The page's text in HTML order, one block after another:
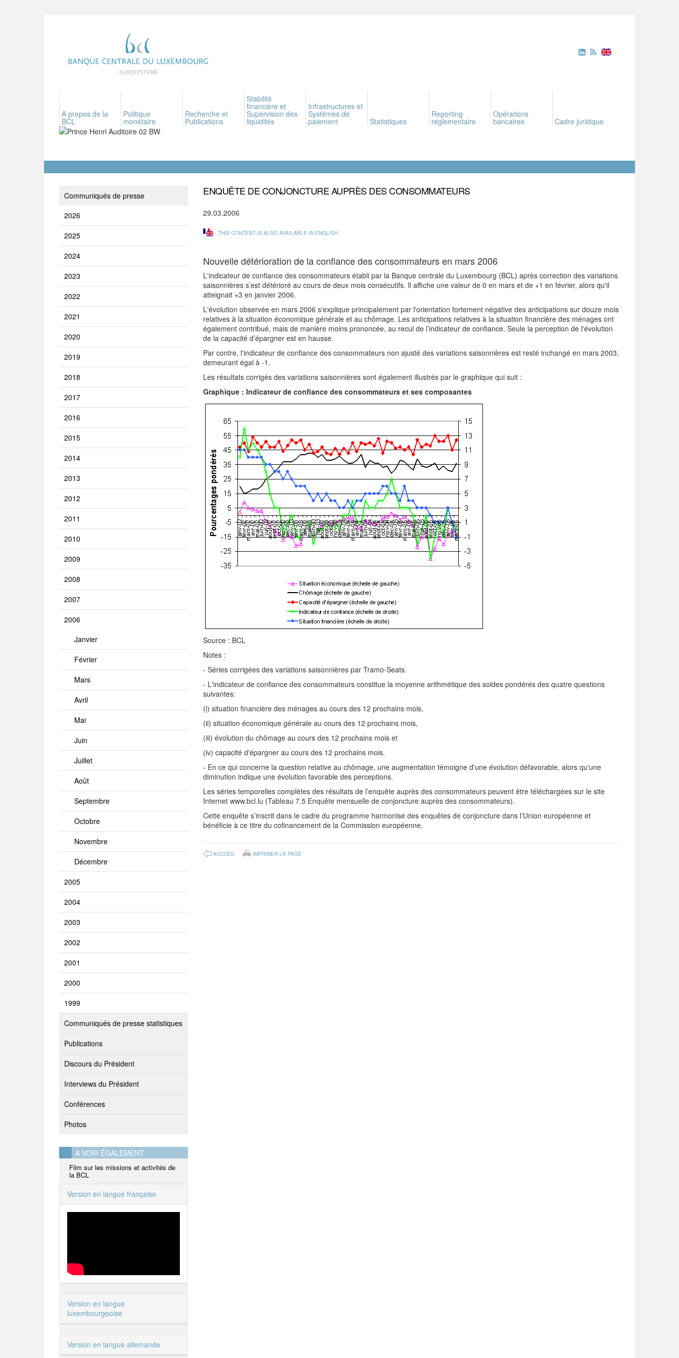
A propos de la
BCL
Politique
monétaire
Recherche et
Publications
Stabilité
financière et
Supervision des
liquidités
Infrastructures et
Systèmes de
paiement Statistiques
Reporting
réglementaire
Opérations
bancaires Cadre juridique
Communiqués de presse
2026
2025
2024
2023
2022
2021
2020
2019
2018
2017
2016
2015
2014
2013
2012
2011
2010
2009
2008
2007
2006
Janvier
Février
Mars
Avril
Mai
Juin
Juillet
Août
Septembre
Octobre
Novembre
Décembre
2005
2004
2003
2002
2001
2000
1999
Communiqués de presse statistiques
Publications
Discours du Président
Interviews du Président
Conférences
Photos
A VOIR ÉGALEMENT
Film sur les missions et activités de
la BCL
Version en langue française
Version en langue
luxembourgeoise
Version en langue allemande
ENQUÊTE DE CONJONCTURE AUPRÈS DES CONSOMMATEURS
29.03.2006
THIS CONTENT IS ALSO AVAILABLE IN ENGLISH
Nouvelle détérioration de la confiance des consommateurs en mars 2006
L'indicateur de confiance des consommateurs établi par la Banque centrale du Luxembourg (BCL) après correction des variations
saisonnières s’est détérioré au cours de deux mois consécutifs. Il affiche une valeur de 0 en mars et de +1 en février, alors qu'il
atteignait +3 en janvier 2006.
L'évolution observée en mars 2006 s'explique principalement par l'orientation fortement négative des anticipations sur douze mois
relatives à la situation économique générale et au chômage. Les anticipations relatives à la situation financière des ménages ont
également contribué, mais de manière moins prononcée, au recul de l’indicateur de confiance. Seule la perception de l'évolution
de la capacité d’épargner est en hausse.
Par contre, l'indicateur de confiance des consommateurs non ajusté des variations saisonnières est resté inchangé en mars 2003,
demeurant égal à -1.
Les résultats corrigés des variations saisonnières sont également illustrés par le graphique qui suit :
Graphique : Indicateur de confiance des consommateurs et ses composantes
Source : BCL
Notes :
- Séries corrigées des variations saisonnières par Tramo-Seats.
- L'indicateur de confiance des consommateurs constitue la moyenne arithmétique des soldes pondérés des quatre questions
suivantes:
(i) situation financière des ménages au cours des 12 prochains mois,
(ii) situation économique générale au cours des 12 prochains mois,
(iii) évolution du chômage au cours des 12 prochains mois et
(iv) capacité d'épargner au cours des 12 prochains mois.
- En ce qui concerne la question relative au chômage, une augmentation témoigne d'une évolution défavorable, alors qu'une
diminution indique une évolution favorable des perceptions.
Les séries temporelles complètes des résultats de l’enquête auprès des consommateurs peuvent être téléchargées sur le site
Internet www.bcl.lu (Tableau 7.5 Enquête mensuelle de conjoncture auprès des consommateurs).
Cette enquête s’inscrit dans le cadre du programme harmonisé des enquêtes de conjoncture dans l’Union européenne et
bénéficie à ce titre du cofinancement de la Commission européenne.
ACCUEIL IMPRIMER LA PAGE